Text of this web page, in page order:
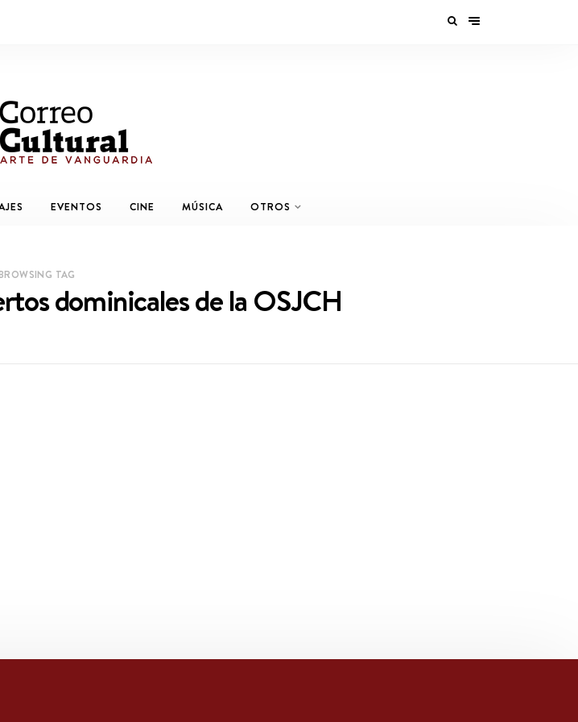
EVENTOS CINE MÚSICA OTROS
BROWSING TAG
dominicales de la OSJCH